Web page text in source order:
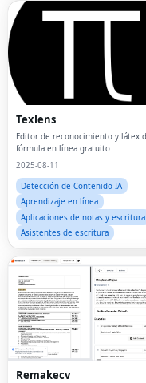
Texlens
Editor de reconocimiento y látex
fórmula en línea gratuito
2025-08-11
Detección de Contenido IA
Aprendizaje en línea
Aplicaciones de notas y escritura
Asistentes de escritura
Remakecv